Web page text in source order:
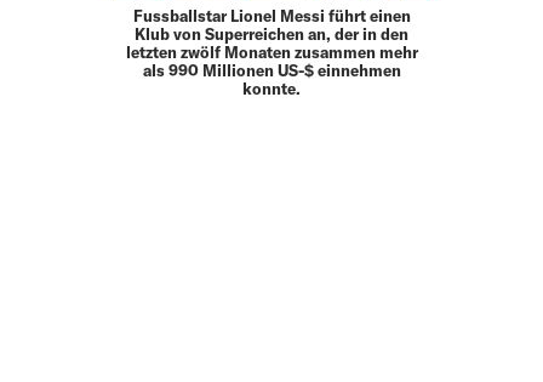
Fussballstar Lionel Messi führt einen
Klub von Superreichen an, der in den
letzten zwölf Monaten zusammen mehr
als 990 Millionen US-$ einnehmen
konnte.